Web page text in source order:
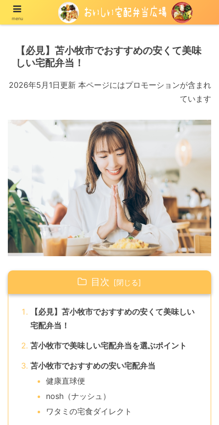
宅配の冷凍弁当や冷蔵弁当を紹介する情報メディア
【必見】苫小牧市でおすすめの安くて美味
しい宅配弁当！
2026年5月1日更新 本ページにはプロモーションが含まれ
ています
目次
【必見】苫小牧市でおすすめの安くて美味しい
宅配弁当！
苫小牧市で美味しい宅配弁当を選ぶポイント
苫小牧市でおすすめの安い宅配弁当
健康直球便
nosh（ナッシュ）
ワタミの宅食ダイレクト
menu